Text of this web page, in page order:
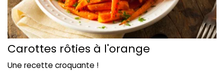
Carottes rôties à l'orange
Une recette croquante !